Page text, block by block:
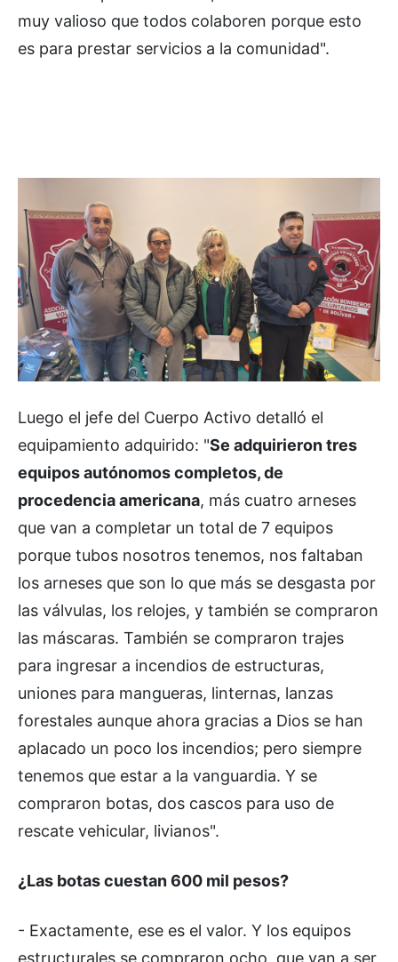
muy valioso que todos colaboren porque esto
es para prestar servicios a la comunidad".
Luego el jefe del Cuerpo Activo detalló el
equipamiento adquirido: "Se adquirieron tres
equipos autónomos completos, de
procedencia americana, más cuatro arneses
que van a completar un total de 7 equipos
porque tubos nosotros tenemos, nos faltaban
los arneses que son lo que más se desgasta por
las válvulas, los relojes, y también se compraron
las máscaras. También se compraron trajes
para ingresar a incendios de estructuras,
uniones para mangueras, linternas, lanzas
forestales aunque ahora gracias a Dios se han
aplacado un poco los incendios; pero siempre
tenemos que estar a la vanguardia. Y se
compraron botas, dos cascos para uso de
rescate vehicular, livianos".
¿Las botas cuestan 600 mil pesos?
- Exactamente, ese es el valor. Y los equipos
estructurales se compraron ocho, que van a ser